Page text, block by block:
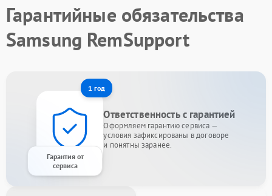
Гарантийные обязательства
Samsung RemSupport
1 год
Гарантия от
сервиса
Ответственность с гарантией
Оформляем гарантию сервиса —
условия зафиксированы в договоре
и понятны заранее.